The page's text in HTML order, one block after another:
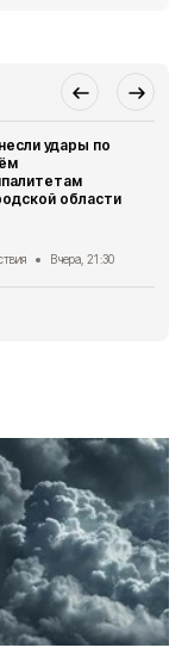
удары по
области
Вчера, 21:30